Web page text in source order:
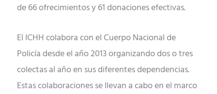
de 66 ofrecimientos y 61 donaciones efectivas.
El ICHH colabora con el Cuerpo Nacional de
Policía desde el año 2013 organizando dos o tres
colectas al año en sus diferentes dependencias.
Estas colaboraciones se llevan a cabo en el marco